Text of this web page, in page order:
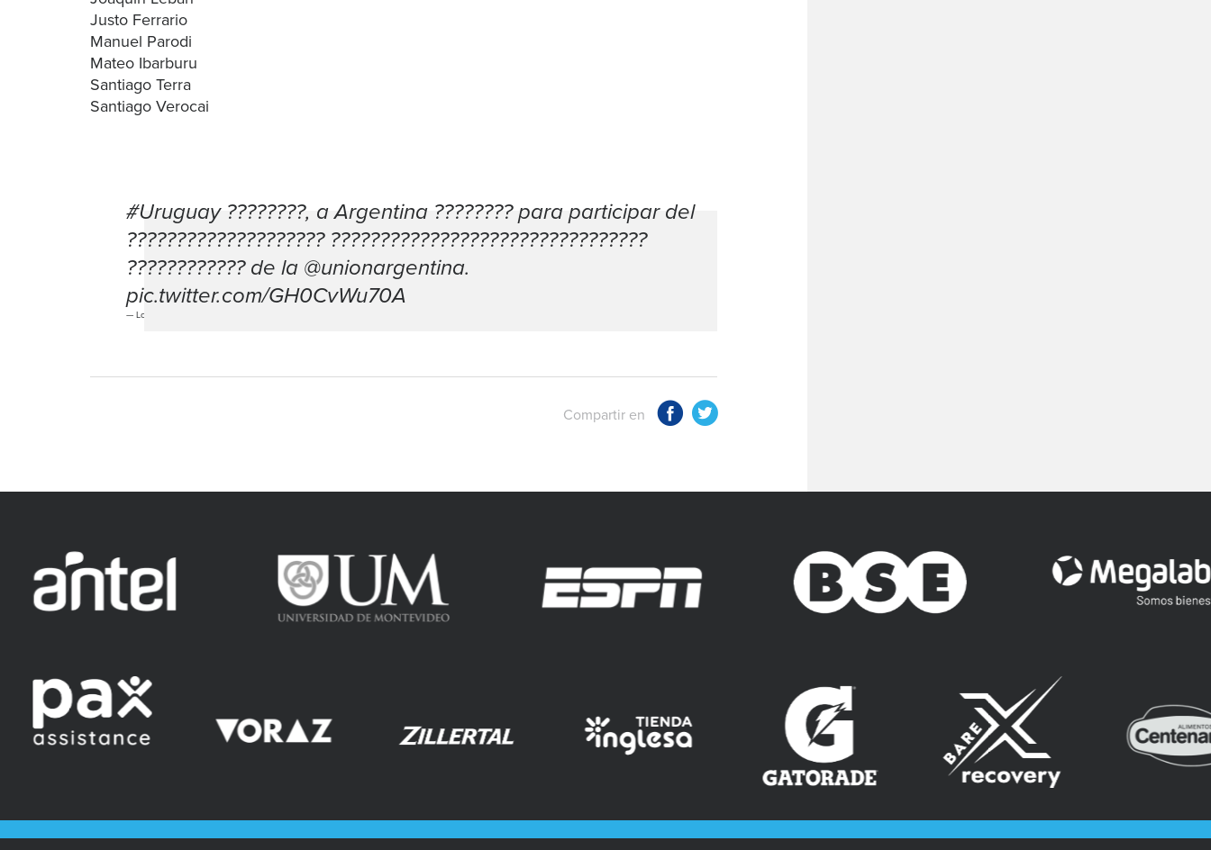
Justo Ferrario
Manuel Parodi
Mateo Ibarburu
Santiago Terra
Santiago Verocai
#Uruguay????????, a Argentina ???????? para participar del
???????????????????? ????????????????????????????????
???????????? de la @unionargentina.
pic.twitter.com/GH0CvWu70A
— Los Teritos (@Teritos_URU)
Compartir en